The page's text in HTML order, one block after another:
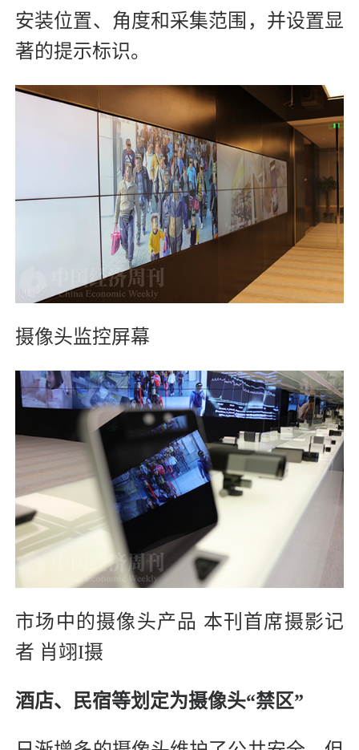
安装位置、角度和采集范围，并设置显
著的提示标识。
摄像头监控屏幕
市场中的摄像头产品 本刊首席摄影记
者 肖翊I摄
酒店、民宿等划定为摄像头“禁区”